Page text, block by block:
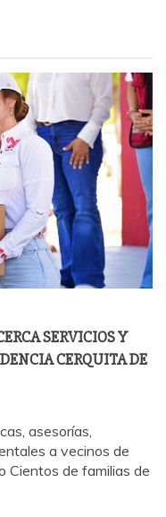
SERVICIOS Y
CERQUITA DE
asesorías,
a vecinos de
Cientos de familias de